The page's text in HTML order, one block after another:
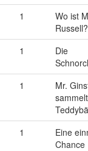
1
Wo ist
Russell?
1
Die
1
Mr.
sammelt
1
Eine
Chance